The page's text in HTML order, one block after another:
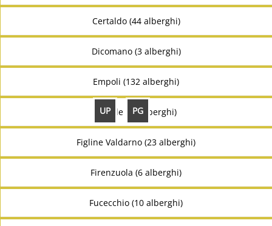
UP PG
Certaldo (44 alberghi)
Dicomano (3 alberghi)
Empoli (132 alberghi)
Fiesole (98 alberghi)
Figline Valdarno (23 alberghi)
Firenzuola (6 alberghi)
Fucecchio (10 alberghi)